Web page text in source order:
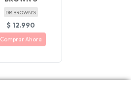
DR BROWN'S
$ 12.990
Comprar Ahora